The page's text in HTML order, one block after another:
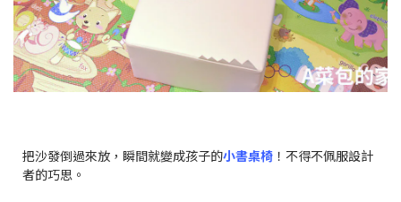
把沙發倒過來放，瞬間就變成孩子的小書桌椅 ！不得不佩服設計
者的巧思。